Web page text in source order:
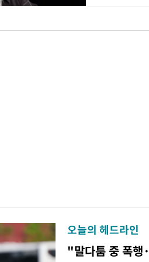
오늘의 헤드라인
"말다툼 중 폭행